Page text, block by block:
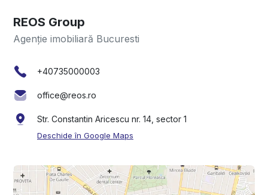
REOS Group
Agenție imobiliară Bucuresti
+40735000003
office@reos.ro
Str. Constantin Aricescu nr. 14, sector 1
Deschide în Google Maps